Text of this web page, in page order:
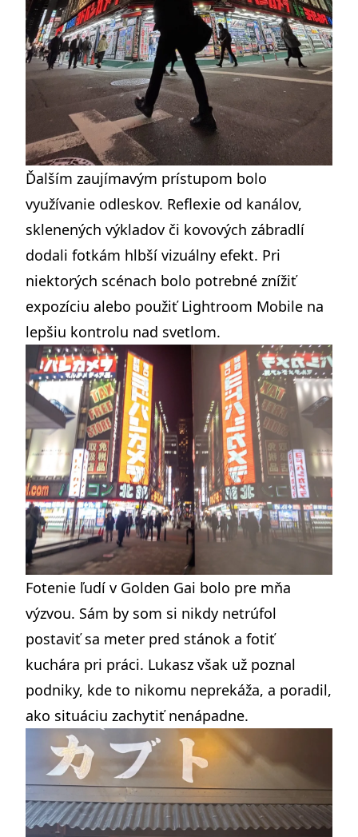
Ďalším zaujímavým prístupom bolo
využívanie odleskov. Reflexie od kanálov,
sklenených výkladov či kovových zábradlí
dodali fotkám hlbší vizuálny efekt. Pri
niektorých scénach bolo potrebné znížiť
expozíciu alebo použiť Lightroom Mobile na
lepšiu kontrolu nad svetlom.
Fotenie ľudí v Golden Gai bolo pre mňa
výzvou. Sám by som si nikdy netrúfol
postaviť sa meter pred stánok a fotiť
kuchára pri práci. Lukasz však už poznal
podniky, kde to nikomu neprekáža, a poradil,
ako situáciu zachytiť nenápadne.